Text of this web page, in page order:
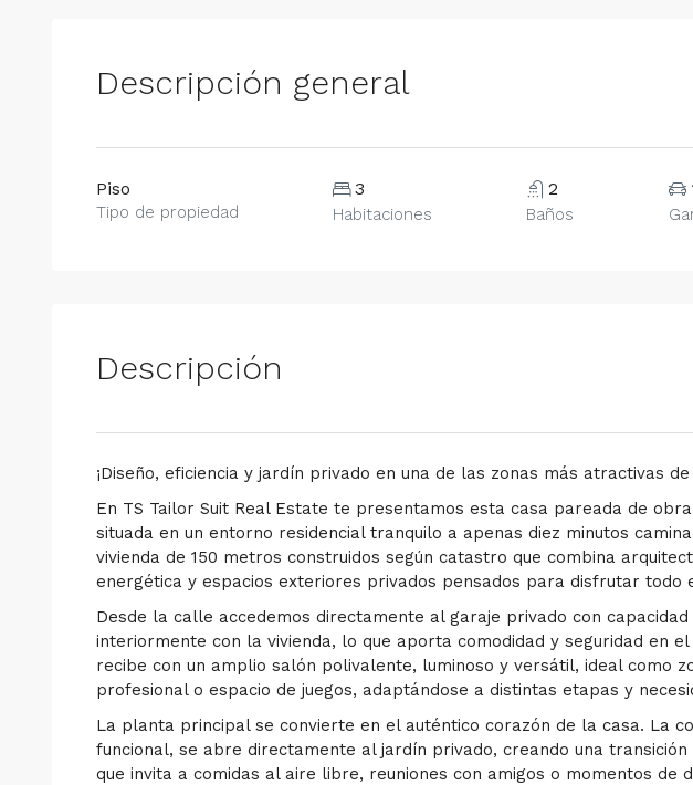
Descripción general
Piso
Tipo de propiedad
3
Habitaciones
2
Baños
Descripción
¡Diseño, eficiencia y jardín privado en una de las zonas más atractivas
En TS Tailor Suit Real Estate te presentamos esta casa pareada de
situada en un entorno residencial tranquilo a apenas diez minutos
vivienda de 150 metros construidos según catastro que combina
energética y espacios exteriores privados pensados para disfrutar todo
Desde la calle accedemos directamente al garaje privado con
interiormente con la vivienda, lo que aporta comodidad y seguridad en
recibe con un amplio salón polivalente, luminoso y versátil, ideal como
profesional o espacio de juegos, adaptándose a distintas etapas y
La planta principal se convierte en el auténtico corazón de la casa. La
funcional, se abre directamente al jardín privado, creando una
que invita a comidas al aire libre, reuniones con amigos o momentos de